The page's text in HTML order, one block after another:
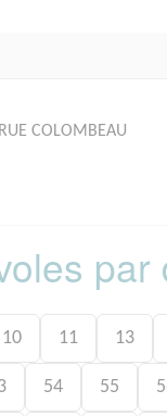
COLOMBEAU
par
10 11 13
54 55